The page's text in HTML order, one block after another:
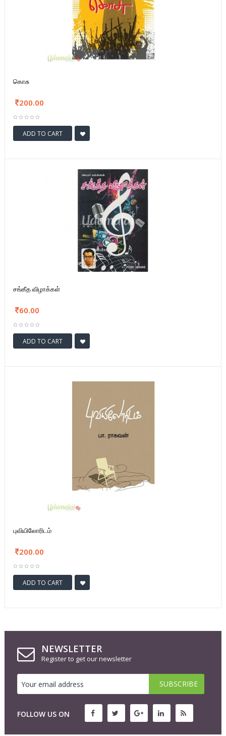
கொசு
200.00
ADD TO CART
சங்கீத விழாக்கள்
60.00
ADD TO CART
புவியிலோரிடம்
200.00
ADD TO CART
NEWSLETTER
Register to get our newsletter
FOLLOW US ON